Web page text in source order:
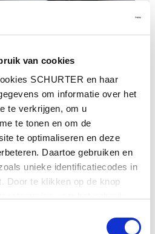
van cookies
SCHURTER en haar
om informatie over het
te verkrijgen, om u
te tonen en om de
te optimaliseren en deze
Daartoe gebruiken en
unieke identificatiecodes in
Door te klikken op de knop
tijde beheren door onderaan de
vragen.